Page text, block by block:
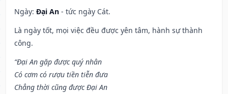
Ngày: Đại An - tức ngày Cát.
Là ngày tốt, mọi việc đều được yên tâm, hành sự thành
công.
“Đại An gặp được quý nhân
Có cơm có rượu tiền tiễn đưa
Chẳng thời cũng được Đại An